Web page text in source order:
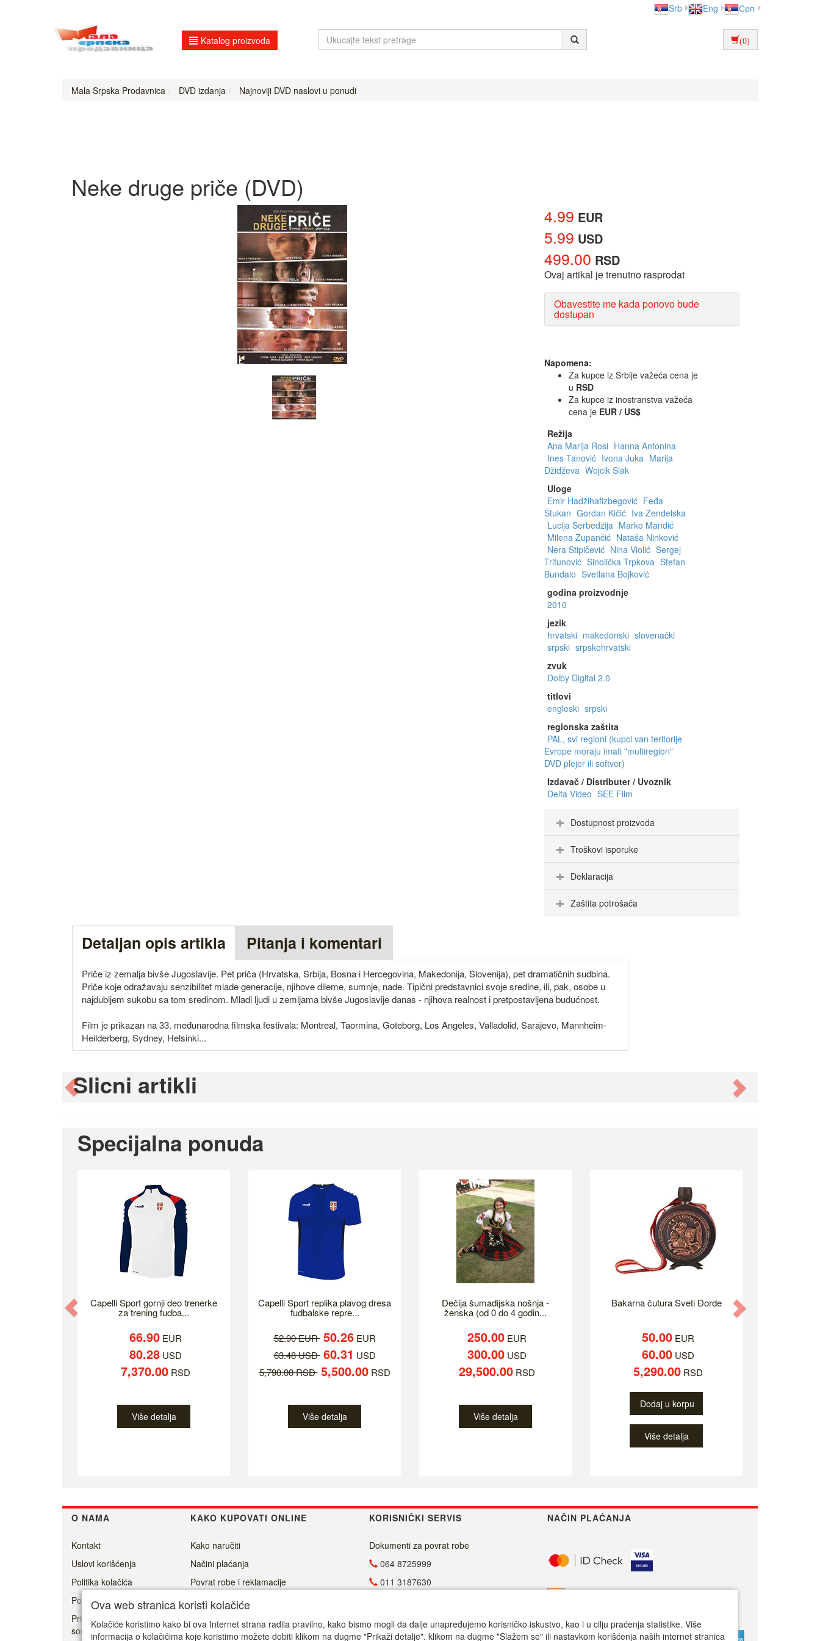
Srb Eng Срп
Katalog proizvoda (0)
Mala Srpska Prodavnica DVD izdanja Najnoviji DVD naslovi u ponudi
Neke druge priče (DVD)
4.99 EUR
5.99 USD
499.00 RSD
Ovaj artikal je trenutno rasprodat
Obavestite me kada ponovo bude
dostupan
Napomena:
Za kupce iz Srbije važeća cena je
u RSD
Za kupce iz inostranstva važeća
cena je EUR / US$
Režija
Ana Marija Rosi Hanna Antonina
Ines Tanović Ivona Juka Marija
Džidževa Wojcik Slak
Uloge
Emir Hadžihafizbegović Feđa
Štukan Gordan Kičić Iva Zendelska
Lucija Šerbedžija Marko Mandić
Milena Zupančić Nataša Ninković
Nera Stipičević Nina Violić Sergej
Trifunović Sinolička Trpkova Stefan
Bundalo Svetlana Bojković
godina proizvodnje
2010
jezik
hrvatski makedonski slovenački
srpski srpskohrvatski
zvuk
Dolby Digital 2.0
titlovi
engleski srpski
regionska zaštita
PAL, svi regioni (kupci van teritorije
Evrope moraju imati "multiregion"
DVD plejer ili softver)
Izdavač / Distributer / Uvoznik
Delta Video SEE Film
Dostupnost proizvoda
Troškovi isporuke
Deklaracija
Zaštita potrošača
Detaljan opis artikla Pitanja i komentari
Priče iz zemalja bivše Jugoslavije. Pet priča (Hrvatska, Srbija, Bosna i Hercegovina, Makedonija, Slovenija), pet dramatičnih sudbina.
Priče koje odražavaju senzibilitet mlade generacije, njihove dileme, sumnje, nade. Tipični predstavnici svoje sredine, ili, pak, osobe u
najdubljem sukobu sa tom sredinom. Mladi ljudi u zemljama bivše Jugoslavije danas - njihova realnost i pretpostavljena budućnost.
Film je prikazan na 33. međunarodna filmska festivala: Montreal, Taormina, Goteborg, Los Angeles, Valladolid, Sarajevo, Mannheim-
Heilderberg, Sydney, Helsinki...
Slicni artikli
Previous
Specijalna ponuda
Capelli Sport gornji deo trenerke
za trening fudba...
66.90EUR
80.28USD
7,370.00RSD
Više detalja
Capelli Sport replika plavog dresa
fudbalske repre...
52.90 EUR 50.26EUR
63.48 USD 60.31 USD
5,790.00 RSD 5,500.00RSD
Više detalja
Dečija šumadijska nošnja -
ženska (od 0 do 4 godin...
250.00 EUR
300.00 USD
29,500.00 RSD
Više detalja
Bakarna čutura Sveti Đorde
50.00EUR
60.00USD
5,290.00RSD
Dodaj u korpu
Više detalja
Previous
O NAMA KAKO KUPOVATI ONLINE KORISNIČKI SERVIS NAČIN PLAĆANJA
Kontakt
Uslovi korišćenja
Politika kolačića
Politika privatnosti
Prisoner's Dilemma -
social game
Kako naručiti
Načini plaćanja
Povrat robe i reklamacije
Isporuka
Dokumenti za povrat robe
064 8725999
011 3187630
info@malasrpskaprodavnica.com
Radno vreme
Ova web stranica koristi kolačiće
Kolačiće koristimo kako bi ova Internet strana radila pravilno, kako bismo mogli da dalje unapređujemo korisničko iskustvo, kao i u cilju praćenja statistike. Više
informacija o kolačićima koje koristimo možete dobiti klikom na dugme "Prikaži detalje". klikom na dugme "Slažem se" ili nastavkom korišćenja naših internet stranica